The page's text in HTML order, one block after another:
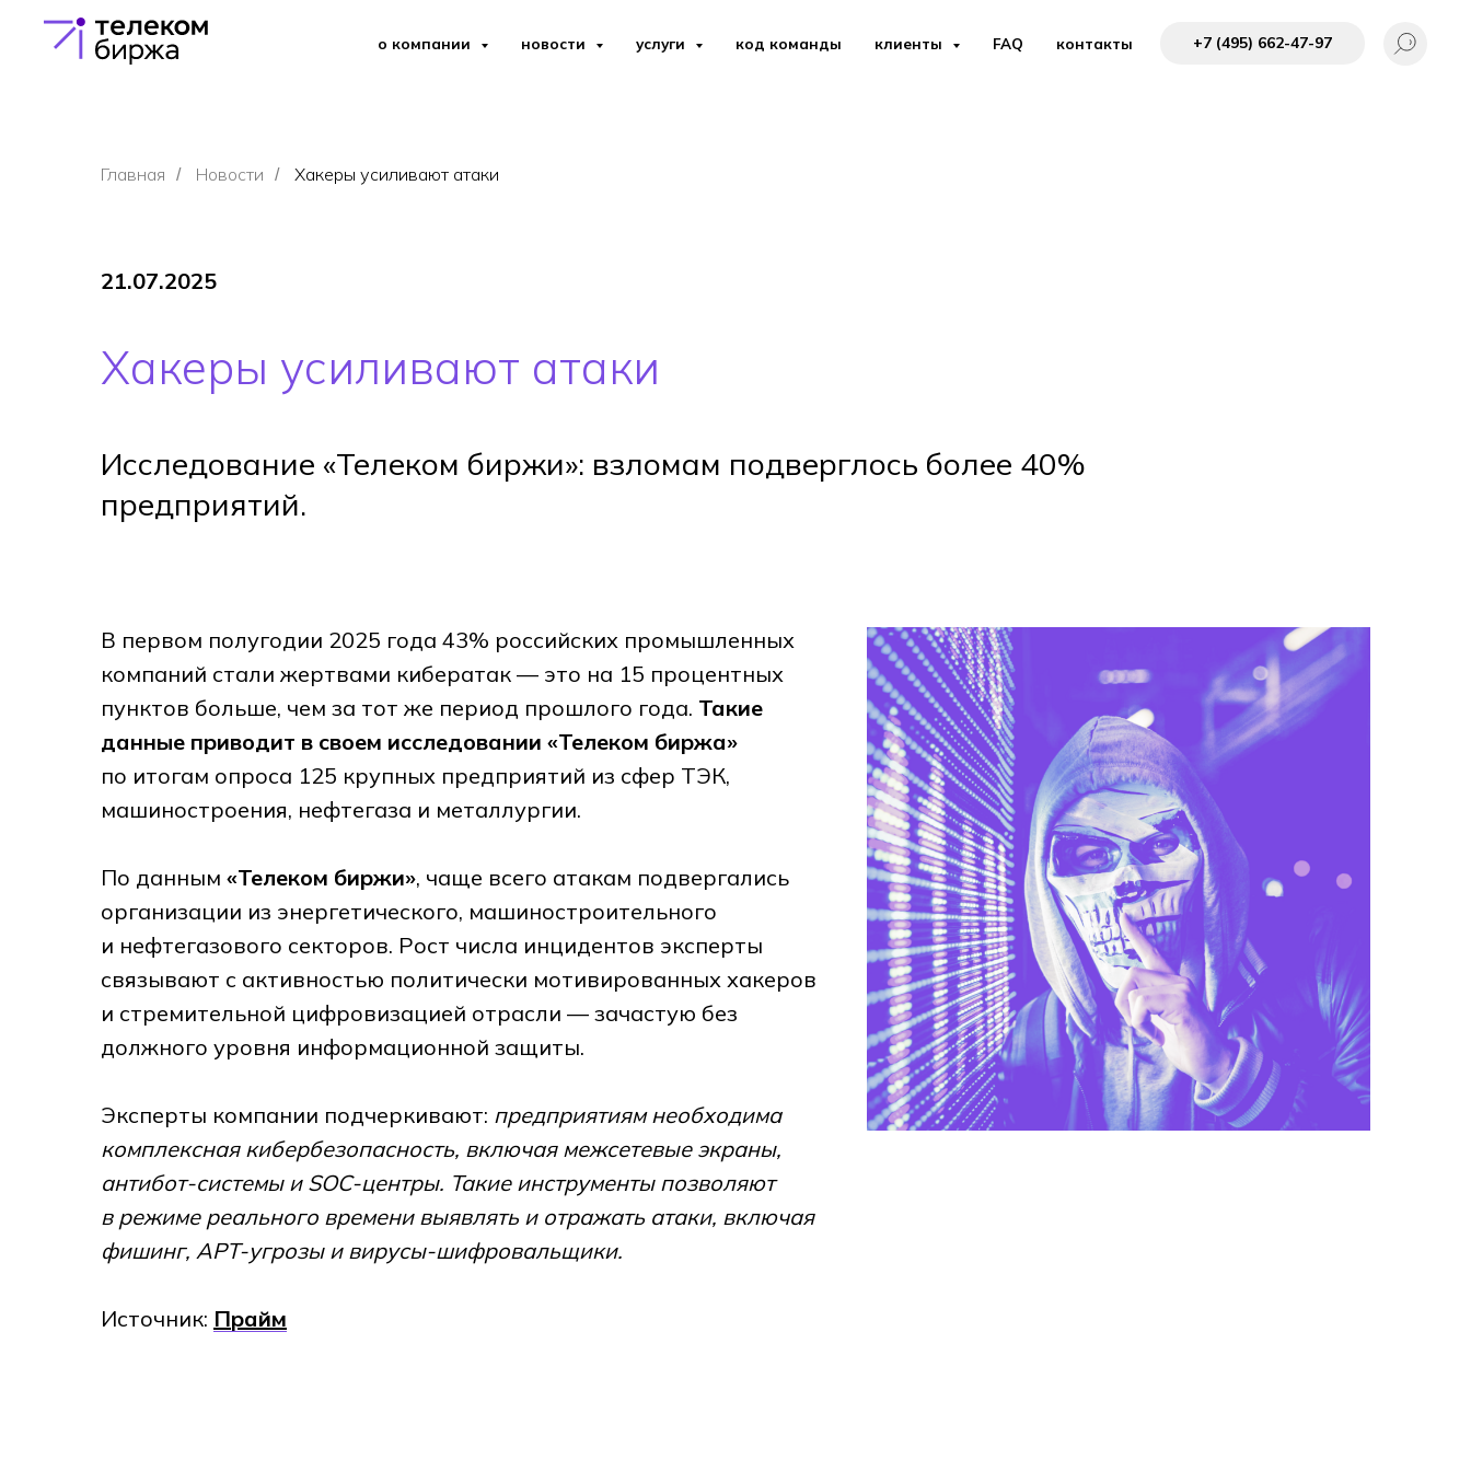
о компании новости услуги код команды клиенты FAQ контакты +7 (495) 662-4 7-97
Главная / Новости / Хакеры усиливают атаки
21.07.2025
Хакеры усиливают атаки
Исследование «Телеком биржи»: взломам подверглось более 40%
предприятий.
В первом полугодии 2025 года 43% российских промышленных
компаний стали жертвами кибератак — это на 15 процентных
пунктов больше, чем за тот же период прошлого года. Такие
данные приводит в своем исследовании «Телеком биржа»
по итогам опроса 125 крупных предприятий из сфер ТЭК,
машиностроения, нефтегаза и металлургии.
По данным «Телеком биржи», чаще всего атакам подвергались
организации из энергетического, машиностроительного
и нефтегазового секторов. Рост числа инцидентов эксперты
связывают с активностью политически мотивированных хакеров
и стремительной цифровизацией отрасли — зачастую без
должного уровня информационной защиты.
Эксперты компании подчеркивают: предприятиям необходима
комплексная кибербезопасность, включая межсетевые экраны,
антибот-системы и SOC-центры. Такие инструменты позволяют
в режиме реального времени выявлять и отражать атаки, включая
фишинг, APT-угрозы и вирусы-шифровальщики.
Источник: Прайм